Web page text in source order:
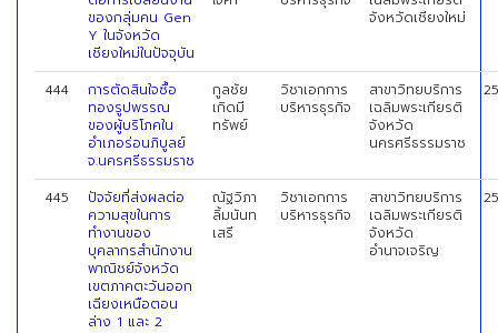
ของกลุ่มคน Gen
Y ในจังหวัด
เชียงใหม่ในปัจจุบัน
จังหวัดเชียงใหม่
444
การตัดสินใจซื้อ
ทองรูปพรรณ
ของผู้บริโภคใน
อำเภอร่อนภิบูลย์
จ.นครศรีธรรมราช
กูลชัย
เกิดมี
ทรัพย์
วิชาเอกการ
บริหารธุรกิจ
สาขาวิทยบริการ
เฉลิมพระเกียรติ
จังหวัด
นครศรีธรรมราช
445
ปัจจัยที่ส่งผลต่อ
ความสุขในการ
ทำงานของ
บุคลากรสำนักงาน
พาณิชย์จังหวัด
เขตภาคตะวันออก
เฉียงเหนือตอน
ล่าง 1 และ 2
ณัฐวิภา
ลิ้มนันท
เสรี
วิชาเอกการ
บริหารธุรกิจ
สาขาวิทยบริการ
เฉลิมพระเกียรติ
จังหวัด
อำนาจเจริญ